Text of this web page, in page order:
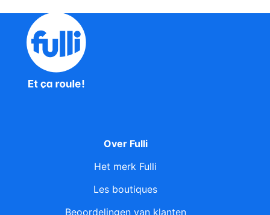
Over Fulli
Het merk Fulli
Les boutiques
Beoordelingen van klanten